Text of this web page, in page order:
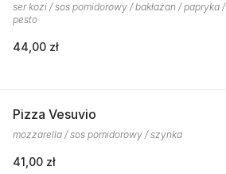
ser kozi / sos pomidorowy / bakłażan / papryka /
pesto
44,00 zł
Pizza Vesuvio
mozzarella / sos pomidorowy / szynka
41,00 zł